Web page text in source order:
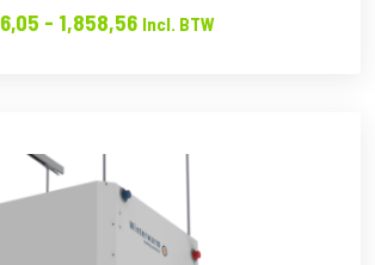
6,05 - 1,858,56Prijsklasse:
Incl. BTW